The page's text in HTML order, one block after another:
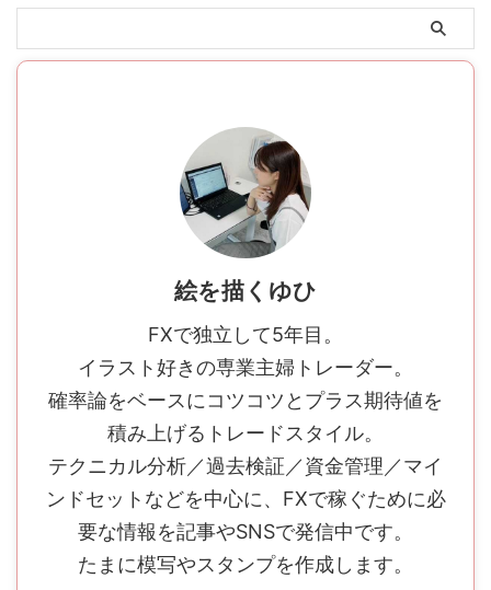
絵を描くゆひ
FXで独立して5年目。
イラスト好きの専業主婦トレーダー。
確率論をベースにコツコツとプラス期待値を
積み上げるトレードスタイル。
テクニカル分析／過去検証／資金管理／マイ
ンドセットなどを中心に、FXで稼ぐために必
要な情報を記事やSNSで発信中です。
たまに模写やスタンプを作成します。